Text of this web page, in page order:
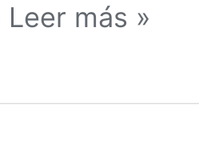
Leer más »